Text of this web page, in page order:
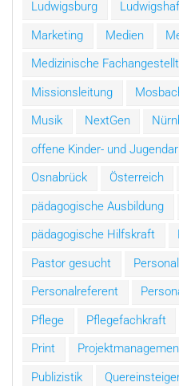
Ludwigsburg
Marketing
Medien
Medizinische
Missionsleitung
Musik
NextGen
offene Kinder- und
Osnabrück
Österreich
pädagogische Ausbildung
pädagogische Hilfskraft
Pastor gesucht
Personalreferent
Pflege
Pflegefachkraft
Print
Publizistik